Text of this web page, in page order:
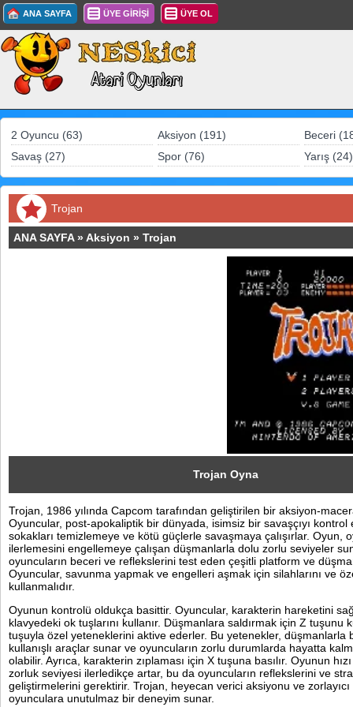
ANA SAYFA ÜYE GİRİŞİ ÜYE OL
Pinterest
2 Oyuncu (63) Aksiyon (191)
Beceri
Savaş (27)
Spor (76) Yarış (24)
Trojan
ANA SAYFA» Aksiyon » Trojan
Trojan Oyna
Trojan, 1986 yılında Capcom tarafından geliştirilen bir aksiyon-
Oyuncular, post-apokaliptik bir dünyada, isimsiz bir savaşçıyı kontrol
sokakları temizlemeye ve kötü güçlerle savaşmaya çalışırlar. Oyun,
ilerlemesini engellemeye çalışan düşmanlarla dolu zorlu seviyeler
oyuncuların beceri ve reflekslerini test eden çeşitli platform ve
Oyuncular, savunma yapmak ve engelleri aşmak için silahlarını ve
kullanmalıdır.
Oyunun kontrolü oldukça basittir. Oyuncular, karakterin hareketini
klavyedeki ok tuşlarını kullanır. Düşmanlara saldırmak için Z tuşunu
tuşuyla özel yeteneklerini aktive ederler. Bu yetenekler, düşmanlarla
kullanışlı araçlar sunar ve oyuncuların zorlu durumlarda hayatta
olabilir. Ayrıca, karakterin zıplaması için X tuşuna basılır. Oyunun
zorluk seviyesi ilerledikçe artar, bu da oyuncuların reflekslerini ve
geliştirmelerini gerektirir. Trojan, heyecan verici aksiyonu ve
oyunculara unutulmaz bir deneyim sunar.